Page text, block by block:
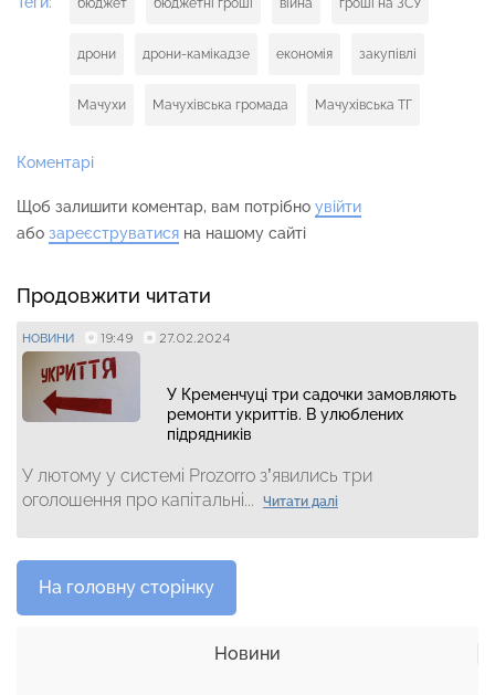
дрони дрони-камікадзе економія закупівлі
Мачухи Мачухівська громада Мачухівська ТГ
Коментарі
Щоб залишити коментар, вам потрібно увійти
або зареєструватися на нашому сайті
Продовжити читати
НОВИНИ 19:49 27.02.2024
У Кременчуці три садочки замовляють
ремонти укриттів. В улюблених
підрядників
У лютому у системі Prozorro з’явились три
оголошення про капітальні...
Читати далі
На головну сторінку
Новини